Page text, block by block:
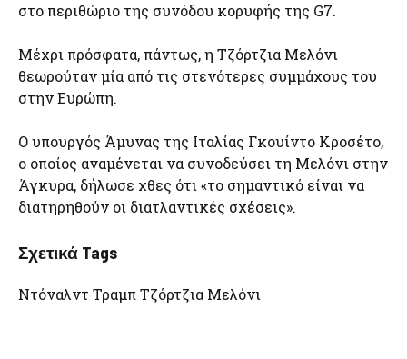
στο περιθώριο της συνόδου κορυφής της G7.
Μέχρι πρόσφατα, πάντως, η Τζόρτζια Μελόνι
θεωρούταν μία από τις στενότερες συμμάχους του
στην Ευρώπη.
Ο υπουργός Άμυνας της Ιταλίας Γκουίντο Κροσέτο,
ο οποίος αναμένεται να συνοδεύσει τη Μελόνι στην
Άγκυρα, δήλωσε χθες ότι «το σημαντικό είναι να
διατηρηθούν οι διατλαντικές σχέσεις».
Σχετικά Tags
Ντόναλντ Τραμπ Τζόρτζια Μελόνι